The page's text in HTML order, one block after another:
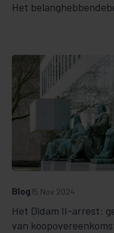
Het
Het Didam II-arrest:
van
Blog15 Nov 2024